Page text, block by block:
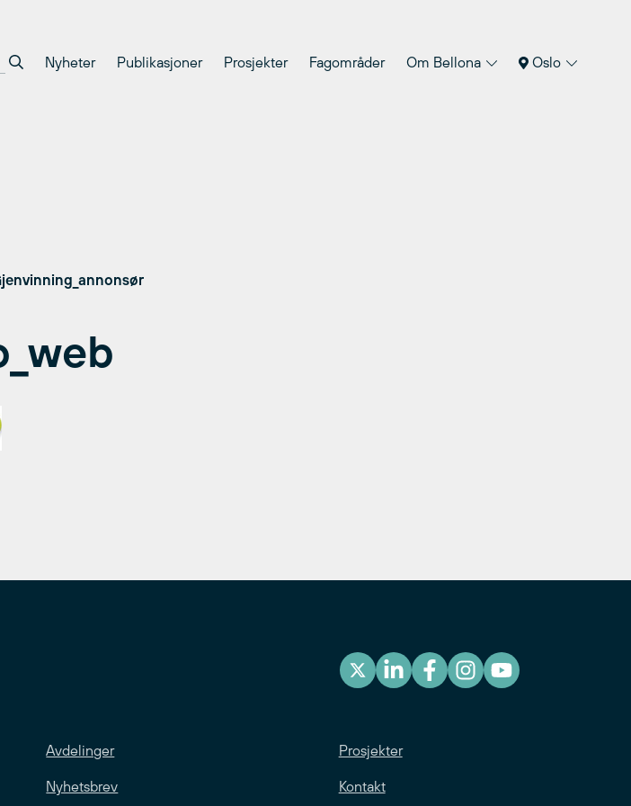
Nyheter Publikasjoner Prosjekter Fagområder Om Bellona Oslo
Avdelinger Prosjekter
Nyhetsbrev Kontakt